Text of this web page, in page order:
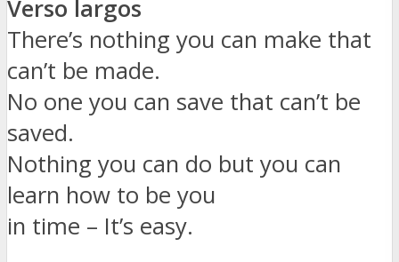
Verso largos
There’s nothing you can make that
can’t be made.
No one you can save that can’t be
saved.
Nothing you can do but you can
learn how to be you
in time – It’s easy.